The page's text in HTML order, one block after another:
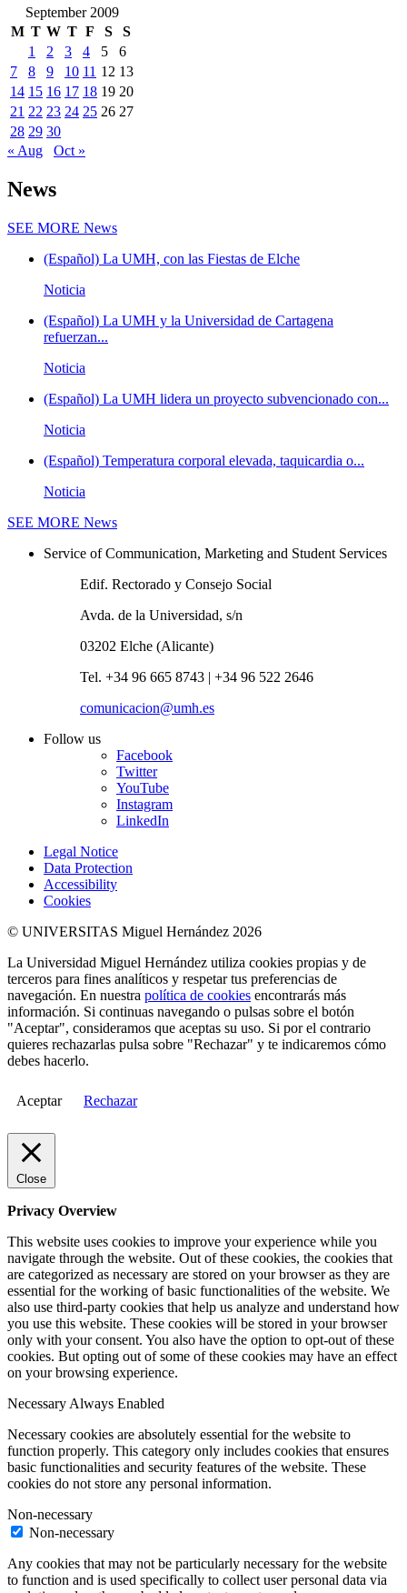
September 2009
M T W T F S
S
1
2 3 4 5
6
7
8 9 10 11 12 13
14 15 16 17 18 19 20
21 22 23 24 25 26 27
28 29 30
« Aug
Oct »
News
SEE MORE News
(Español) La UMH, con las Fiestas de Elche
Noticia
(Español) La UMH y la Universidad de Cartagena
refuerzan...
Noticia
(Español) La UMH lidera un proyecto subvencionado con...
Noticia
(Español) Temperatura corporal elevada, taquicardia o...
Noticia
SEE MORE News
Service of Communication, Marketing and Student Services
Edif. Rectorado y Consejo Social
Avda. de la Universidad, s/n
03202 Elche (Alicante)
Tel. +34 96 665 8743 | +34 96 522 2646
comunicacion@umh.es
Follow us
Facebook
Twitter
YouTube
Instagram
LinkedIn
Legal Notice
Data Protection
Accessibility
Cookies
© UNIVERSITAS Miguel Hernández 2026
La Universidad Miguel Hernández utiliza cookies propias y de
terceros para fines analíticos y respetar tus preferencias de
navegación. En nuestra política de cookies encontrarás más
información. Si continuas navegando o pulsas sobre el botón
"Aceptar", consideramos que aceptas su uso. Si por el contrario
quieres rechazarlas pulsa sobre "Rechazar" y te indicaremos cómo
debes hacerlo.
Aceptar Rechazar
Close
Privacy Overview
This website uses cookies to improve your experience while you
navigate through the website. Out of these cookies, the cookies that
are categorized as necessary are stored on your browser as they are
essential for the working of basic functionalities of the website. We
also use third-party cookies that help us analyze and understand how
you use this website. These cookies will be stored in your browser
only with your consent. You also have the option to opt-out of these
cookies. But opting out of some of these cookies may have an effect
on your browsing experience.
Necessary Always Enabled
Necessary cookies are absolutely essential for the website to
function properly. This category only includes cookies that ensures
basic functionalities and security features of the website. These
cookies do not store any personal information.
Non-necessary
Non-necessary
Any cookies that may not be particularly necessary for the website
to function and is used specifically to collect user personal data via